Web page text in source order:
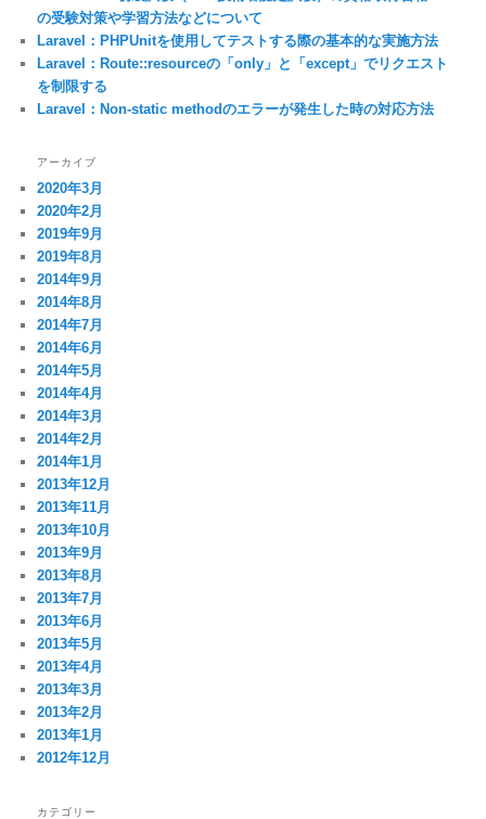
の受験対策や学習方法などについて
Laravel：PHPUnitを使用してテストする際の基本的な実施方法
Laravel：Route::resourceの「only」と「except」でリクエスト
を制限する
Laravel：Non-static methodのエラーが発生した時の対応方法
アーカイブ
2020年3月
2020年2月
2019年9月
2019年8月
2014年9月
2014年8月
2014年7月
2014年6月
2014年5月
2014年4月
2014年3月
2014年2月
2014年1月
2013年12月
2013年11月
2013年10月
2013年9月
2013年8月
2013年7月
2013年6月
2013年5月
2013年4月
2013年3月
2013年2月
2013年1月
2012年12月
カテゴリー